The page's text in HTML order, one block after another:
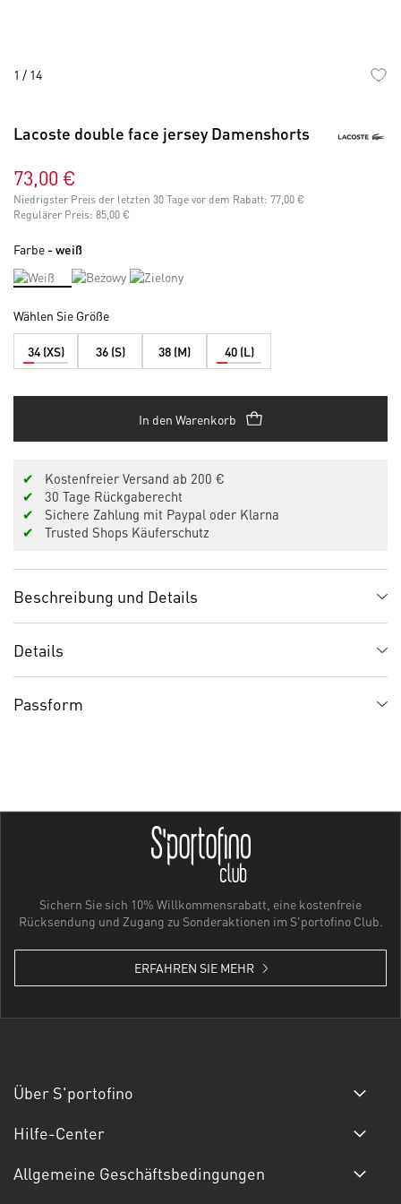
1 / 14
the
the
images
gallery
Lacoste double face jersey Damenshorts
73,00 €
Niedrigster Preis der letzten 30 Tage vor dem Rabatt: 77,00 €
Regulärer Preis: 85,00 €
Farbe - weiß
Wählen Sie Größe
34 (XS) 36 (S) 38 (M) 40 (L)
In den Warenkorb
✔
Kostenfreier Versand ab 200 €
✔
30 Tage Rückgaberecht
✔
Sichere Zahlung mit Paypal oder Klarna
✔
Trusted Shops Käuferschutz
Beschreibung und Details
Details
Passform
Sichern Sie sich 10% Willkommensrabatt, eine kostenfreie
Rücksendung und Zugang zu Sonderaktionen im S'portofino Club.
ERFAHREN SIE MEHR
Über S'portofino
Hilfe-Center
Allgemeine Geschäftsbedingungen